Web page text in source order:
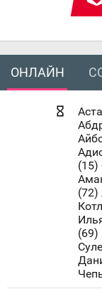
ОНЛАЙН
(15)
(72)
(69)